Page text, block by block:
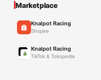
Marketplace
Knalpot Racing
Shopee
Knalpot Racing
TikTok & Tokopedia